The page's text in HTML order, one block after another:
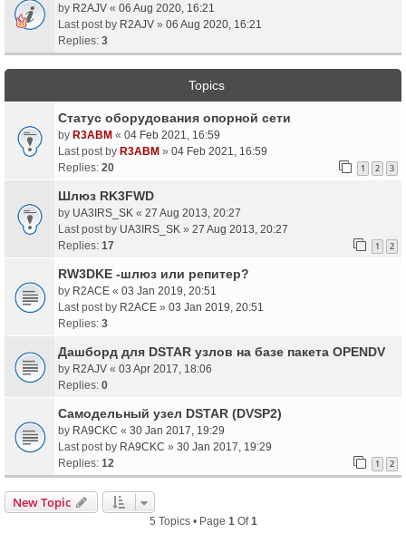
by R2AJV « 06 Aug 2020, 16:21
Last post by R2AJV » 06 Aug 2020, 16:21
Replies: 3
Topics
Статус оборудования опорной сети
by R3ABM « 04 Feb 2021, 16:59
Last post by R3ABM » 04 Feb 2021, 16:59
Replies: 20 1 2 3
Шлюз RK3FWD
by UA3IRS_SK « 27 Aug 2013, 20:27
Last post by UA3IRS_SK » 27 Aug 2013, 20:27
Replies: 17 1 2
RW3DKE -шлюз или репитер?
by R2ACE « 03 Jan 2019, 20:51
Last post by R2ACE » 03 Jan 2019, 20:51
Replies: 3
Дашборд для DSTAR узлов на базе пакета OPENDV
by R2AJV « 03 Apr 2017, 18:06
Replies: 0
Самодельный узел DSTAR (DVSP2)
by RA9CKC « 30 Jan 2017, 19:29
Last post by RA9CKC » 30 Jan 2017, 19:29
Replies: 12 1 2
New Topic
5 Topics • Page 1 Of1